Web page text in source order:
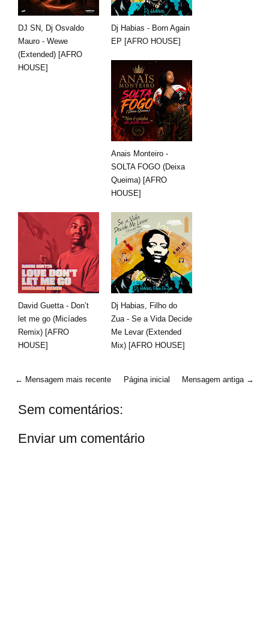
DJ SN, Dj Osvaldo
Mauro - Wewe
(Extended) [AFRO
HOUSE]
Dj Habias - Born Again
EP [AFRO HOUSE]
Anais Monteiro -
SOLTA FOGO (Deixa
Queima) [AFRO
HOUSE]
David Guetta - Don’t
let me go (Micíades
Remix) [AFRO
HOUSE]
Dj Habias, Filho do
Zua - Se a Vida Decide
Me Levar (Extended
Mix) [AFRO HOUSE]
← Mensagem mais recente Mensagem antiga →
Página inicial
Sem comentários:
Enviar um comentário